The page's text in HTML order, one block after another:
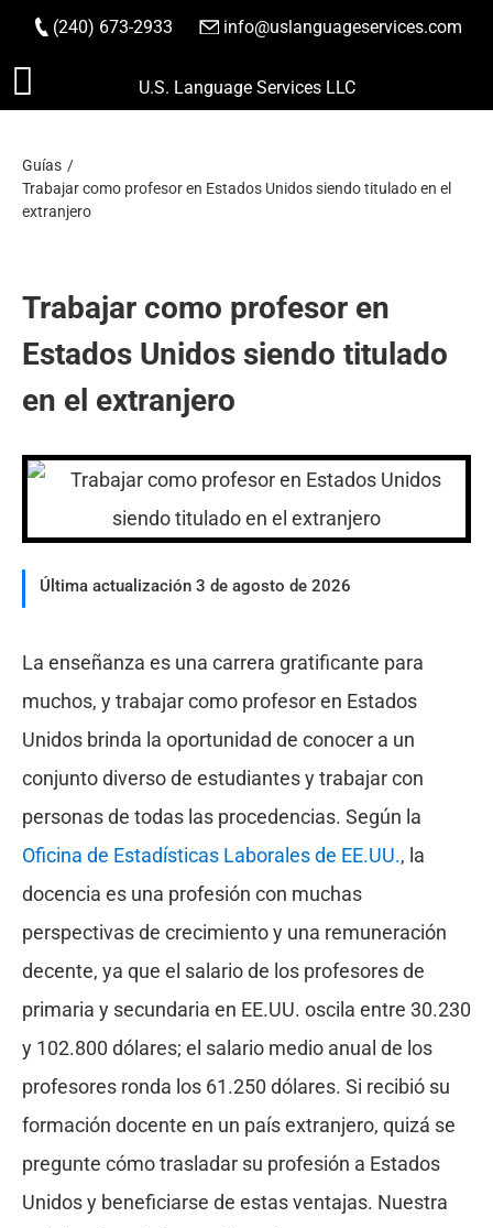
Saltar
(240) 673-2933 info@uslanguageservices.com
HACER PEDIDO
U.S. Language Services LLC
Guías
Trabajar como profesor en Estados Unidos siendo titulado en el
extranjero
Trabajar como profesor en
Estados Unidos siendo titulado
en el extranjero
Última actualización 3 de agosto de 2026
La enseñanza es una carrera gratificante para
muchos, y trabajar como profesor en Estados
Unidos brinda la oportunidad de conocer a un
conjunto diverso de estudiantes y trabajar con
personas de todas las procedencias. Según la
Oficina de Estadísticas Laborales de EE.UU., la
docencia es una profesión con muchas
perspectivas de crecimiento y una remuneración
decente, ya que el salario de los profesores de
primaria y secundaria en EE.UU. oscila entre 30.230
y 102.800 dólares; el salario medio anual de los
profesores ronda los 61.250 dólares. Si recibió su
formación docente en un país extranjero, quizá se
pregunte cómo trasladar su profesión a Estados
Unidos y beneficiarse de estas ventajas. Nuestra